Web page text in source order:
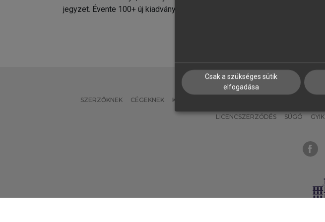
jegyzet. Évente 100+ új kiadvány.
SZERZŐKNEK CÉGEKNEK KÖNYVTÁROSOKNAK
LICENCSZERZŐDÉS SÚGÓ GYIK
Csak a szükséges sütik
elfogadása